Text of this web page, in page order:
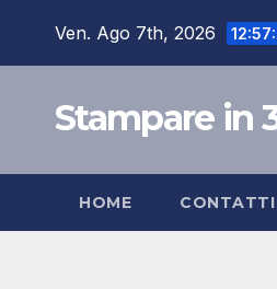
Ven. Ago 7th, 2026
Stampare in
HOME CONTATTI